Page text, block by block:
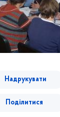
Надрукувати
Поділитися